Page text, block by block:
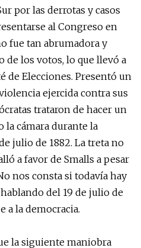
por las derrotas y casos
al Congreso en
fue tan abrumadora y
los votos, lo que llevó a
de Elecciones. Presentó un
ejercida contra sus
trataron de hacer un
la cámara durante la
julio de 1882. La treta no
a favor de Smalls a pesar
nos consta si todavía hay
del 19 de julio de
a la democracia.
la siguiente maniobra